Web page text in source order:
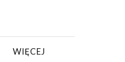
WIĘCEJ